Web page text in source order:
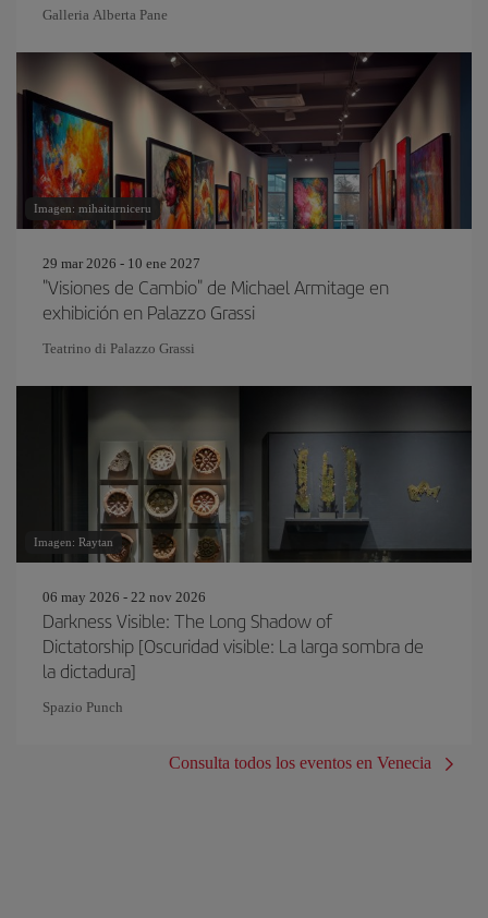
Galleria Alberta Pane
Imagen: mihaitarniceru
29 mar 2026 - 10 ene 2027
"Visiones de Cambio" de Michael Armitage en
exhibición en Palazzo Grassi
Teatrino di Palazzo Grassi
Imagen: Raytan
06 may 2026 - 22 nov 2026
Darkness Visible: The Long Shadow of
Dictatorship [Oscuridad visible: La larga sombra de
la dictadura]
Spazio Punch
Consulta todos los eventos en Venecia